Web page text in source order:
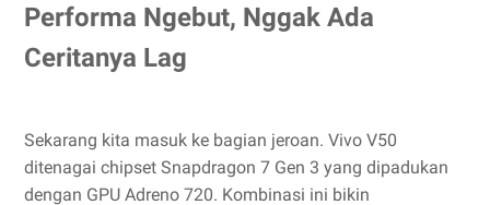
Performa Ngebut, Nggak Ada
Ceritanya Lag
Sekarang kita masuk ke bagian jeroan. Vivo V50
ditenagai chipset Snapdragon 7 Gen 3 yang dipadukan
dengan GPU Adreno 720. Kombinasi ini bikin